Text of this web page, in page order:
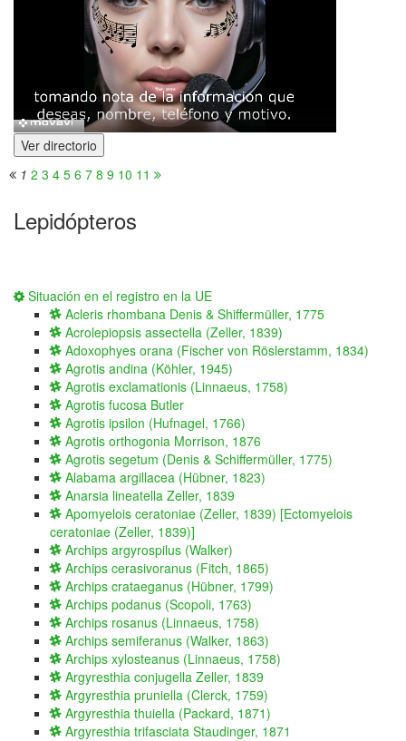
Ver directorio
1 2 3 4 5 6 7 8 9 10 11
Lepidópteros
Situación en el registro en la UE
Acleris rhombana Denis & Shiffermüller, 1775
Acrolepiopsis assectella (Zeller, 1839)
Adoxophyes orana (Fischer von Röslerstamm, 1834)
Agrotis andina (Köhler, 1945)
Agrotis exclamationis (Linnaeus, 1758)
Agrotis fucosa Butler
Agrotis ipsilon (Hufnagel, 1766)
Agrotis orthogonia Morrison, 1876
Agrotis segetum (Denis & Schiffermüller, 1775)
Alabama argillacea (Hübner, 1823)
Anarsia lineatella Zeller, 1839
Apomyelois ceratoniae (Zeller, 1839) [Ectomyelois
ceratoniae (Zeller, 1839)]
Archips argyrospilus (Walker)
Archips cerasivoranus (Fitch, 1865)
Archips crataeganus (Hübner, 1799)
Archips podanus (Scopoli, 1763)
Archips rosanus (Linnaeus, 1758)
Archips semiferanus (Walker, 1863)
Archips xylosteanus (Linnaeus, 1758)
Argyresthia conjugella Zeller, 1839
Argyresthia pruniella (Clerck, 1759)
Argyresthia thuiella (Packard, 1871)
Argyresthia trifasciata Staudinger, 1871